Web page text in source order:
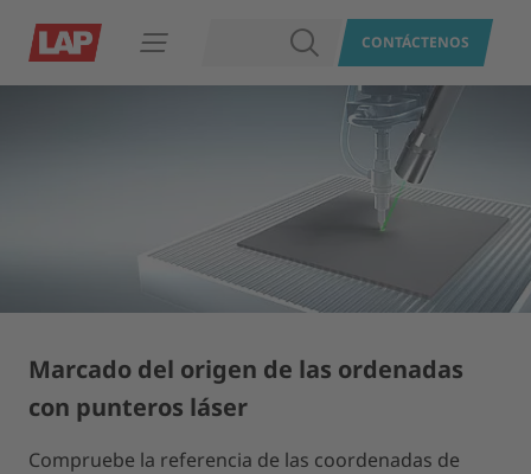
Abrir navegación BUSCARCONTÁCTENOS
Marcado del origen de las ordenadas
con punteros láser
Compruebe la referencia de las coordenadas de